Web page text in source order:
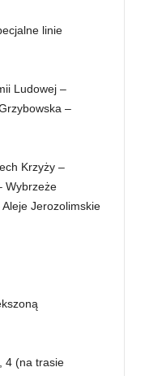
linie
Ludowej –
–
Krzyży –
Wybrzeże
Jerozolimskie
4 (na trasie